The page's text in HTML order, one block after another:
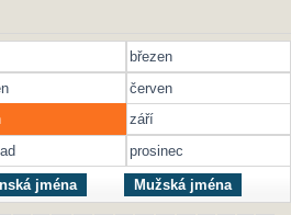
březen
červen
září
prosinec
jména Mužská jména